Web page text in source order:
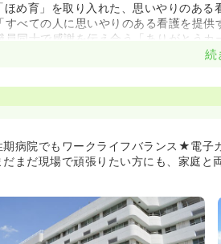
め育」を取り入れた、思いやりのある
べての人に思いやりのある看護を提供
同士で感謝を伝え合う「ありがとうカ
」文化を導入。心理的安全性が高く、
されている看護師の多くが転職経験の
わかっていただけるケースが多く、理
きやすい職場なので長く勤務することが
替・3交替の選択が可能です。また、
た多様な勤務形態が相談できます。
続
期病院でもワークライフバランス★電
だまだ現場で頑張りたい方にも、家庭と